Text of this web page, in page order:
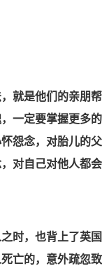
是他们的亲朋
，一定要掌握更多
怨念，对胎儿的
对自己对他人都会
，也背上了英
亡的，意外疏忽